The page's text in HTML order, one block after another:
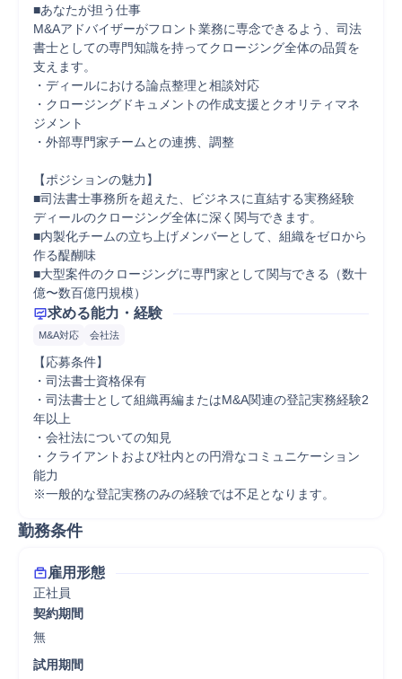
■あなたが担う仕事
M&Aアドバイザーがフロント業務に専念できるよう、司法
書士としての専門知識を持ってクロージング全体の品質を
支えます。
・ディールにおける論点整理と相談対応
・クロージングドキュメントの作成支援とクオリティマネ
ジメント
・外部専門家チームとの連携、調整
【ポジションの魅力】
■司法書士事務所を超えた、ビジネスに直結する実務経験
ディールのクロージング全体に深く関与できます。
■内製化チームの立ち上げメンバーとして、組織をゼロから
作る醍醐味
■大型案件のクロージングに専門家として関与できる（数十
億〜数百億円規模）
求める能力・経験
M&A対応 会社法
【応募条件】
・司法書士資格保有
・司法書士として組織再編またはM&A関連の登記実務経験2
年以上
・会社法についての知見
・クライアントおよび社内との円滑なコミュニケーション
能力
勤務条件
雇用形態
正社員
契約期間
無
試用期間